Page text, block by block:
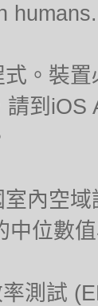
。裝
到
內空
中位數
測試